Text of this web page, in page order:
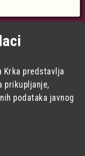
Krka predstavlja
prikupljanje,
podataka javnog